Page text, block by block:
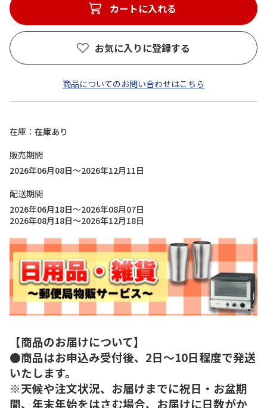
カートに入れる
お気に入りに登録する
商品についてのお問い合わせはこちら
在庫
在庫あり
販売期間
2026年06月08日～2026年12月11日
配送期間
2026年06月18日～2026年08月07日
2026年08月18日～2026年12月18日
【商品のお届けについて】
●商品はお申込み受付後、2日～10日程度で発送
いたします。
※天候や注文状況、お届けまでに祝日・お盆期
間、年末年始をはさむ場合、お届けに日数がか